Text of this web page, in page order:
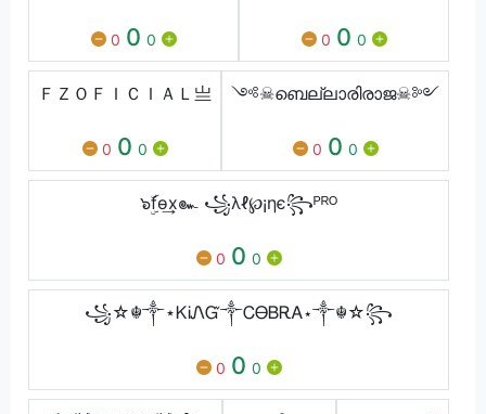
0 0 0 0 0 0
ＦＺㅤＯＦＩＣＩＡＬ亗
0 0 0
༺☠ബെല്ലാരിരാജ☠༻
0 0 0
๖ۣۜfѳ͢x๛ ꧁λℓ℘¡ηє꧂ᴾᴿᴼ
0 0 0
꧁☆☬༒⋆ᏦᎥᏁᏳ༒ᏟᎾᏴᎡᎪ⋆༒☬☆꧂
0 0 0